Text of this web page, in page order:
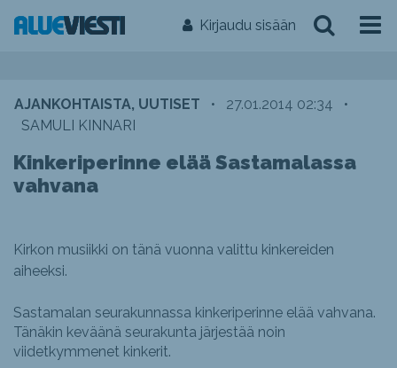
Kirjaudu sisään
AJANKOHTAISTA, UUTISET • 27.01.2014 02:34
•
SAMULI KINNARI
Kinkeriperinne elää Sastamalassa
vahvana
Kirkon musiikki on tänä vuonna valittu kinkereiden
aiheeksi.
Sastamalan seurakunnassa kinkeriperinne elää vahvana.
Tänäkin keväänä seurakunta järjestää noin
viidetkymmenet kinkerit.